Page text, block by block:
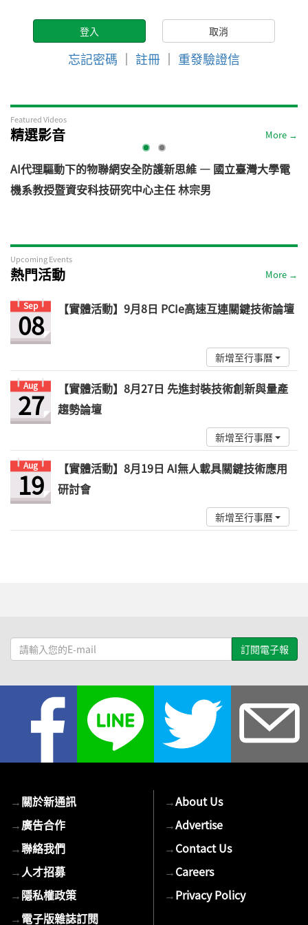
忘記密碼 ｜ 註冊 ｜ 重發驗證信
Featured Videos
精選影音 More →
AI代理驅動下的物聯網安全防護新思維 — 國立臺灣大學電
機系教授暨資安科技研究中心主任 林宗男
Upcoming Events
熱門活動 More →
Sep
08 【實體活動】9月8日 PCIe高速互連關鍵技術論壇
新增至行事曆
Aug
27
【實體活動】8月27日 先進封裝技術創新與量產
趨勢論壇
新增至行事曆
Aug
19
【實體活動】8月19日 AI無人載具關鍵技術應用
研討會
新增至行事曆
請
輸
→關於新通訊
→廣告合作
→聯絡我們
→人才招募
→隱私權政策
→電子版雜誌訂閱
→About Us
→Advertise
→Contact Us
→Careers
→Privacy Policy